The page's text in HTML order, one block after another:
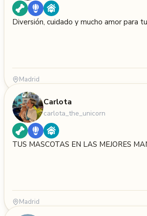
Diversión, cuidado y mucho amor para
Madrid
Carlota
carlota_the_unicorn
TUS MASCOTAS EN LAS MEJORES
Madrid